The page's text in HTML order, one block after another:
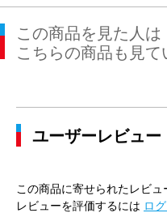
この商品を見た人は
こちらの商品も見て
ユーザーレビュー
この商品に寄せられたレビュ
レビューを評価するには ロ